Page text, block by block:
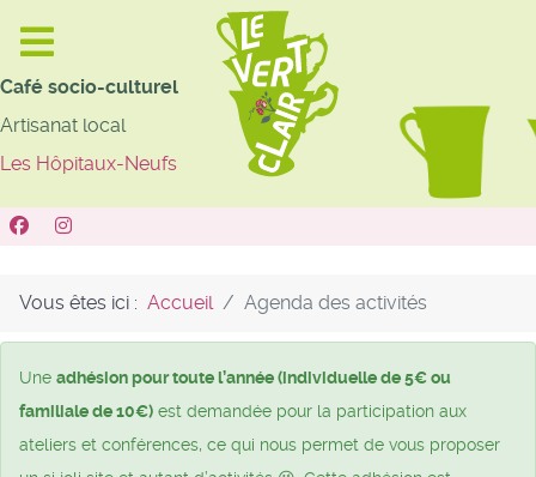
Café socio-culturel
Artisanat local
Les Hôpitaux-Neufs
Vous êtes ici : Accueil Agenda des activités
Une adhésion pour toute l’année (individuelle de 5€ ou
familiale de 10€) est demandée pour la participation aux
ateliers et conférences, ce qui nous permet de vous proposer